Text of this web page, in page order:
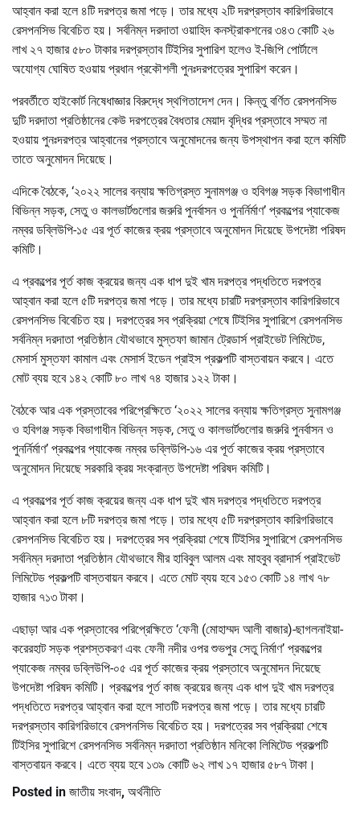
আহ্বান করা হলে ৪টি দরপত্র জমা পড়ে। তার মধ্যে ২টি দরপ্রস্তাব কারিগরিভাবে
রেসপনসিভ বিবেচিত হয়। সর্বনিম্ন দরদাতা ওয়াহিদ কনস্ট্রাকশনের ৩৪৩ কোটি ২৬
লাখ ২৭ হাজার ৫৮০ টাকার দরপ্রস্তাব টিইসির সুপারিশ হলেও ই-জিপি পোর্টালে
অযোগ্য ঘোষিত হওয়ায় প্রধান প্রকৌশলী পুনঃদরপত্রের সুপারিশ করেন।
পরবর্তীতে হাইকোর্ট নিষেধাজ্ঞার বিরুদ্ধে স্থগিতাদেশ দেন। কিন্তু বর্ণিত রেসপনসিভ
দুটি দরদাতা প্রতিষ্ঠানের কেউ দরপত্রের বৈধতার মেয়াদ বৃদ্ধির প্রস্তাবে সম্মত না
হওয়ায় পুনঃদরপত্র আহ্বানের প্রস্তাবে অনুমোদনের জন্য উপস্থাপন করা হলে কমিটি
তাতে অনুমোদন দিয়েছে।
এদিকে বৈঠকে, ‘২০২২ সালের বন্যায় ক্ষতিগ্রস্ত সুনামগঞ্জ ও হবিগঞ্জ সড়ক বিভাগাধীন
বিভিন্ন সড়ক, সেতু ও কালভার্টগুলোর জরুরি পুনর্বাসন ও পুনর্নির্মাণ’ প্রকল্পের প্যাকেজ
নম্বর ডব্লিউপি-১৫ এর পূর্ত কাজের ক্রয় প্রস্তাবে অনুমোদন দিয়েছে উপদেষ্টা পরিষদ
কমিটি।
এ প্রকল্পের পূর্ত কাজ ক্রয়ের জন্য এক ধাপ দুই খাম দরপত্র পদ্ধতিতে দরপত্র
আহ্বান করা হলে ৫টি দরপত্র জমা পড়ে। তার মধ্যে চারটি দরপ্রস্তাব কারিগরিভাবে
রেসপনসিভ বিবেচিত হয়। দরপত্রের সব প্রক্রিয়া শেষে টিইসির সুপারিশে রেসপনসিভ
সর্বনিম্ন দরদাতা প্রতিষ্ঠান যৌথভাবে মুস্তফা জামান ট্রেডার্স প্রাইভেট লিমিটেড,
মেসার্স মুস্তফা কামাল এবং মেসার্স ইডেন প্রাইস প্রকল্পটি বাস্তবায়ন করবে। এতে
মোট ব্যয় হবে ১৪২ কোটি ৮০ লাখ ৭৪ হাজার ১২২ টাকা।
বৈঠকে আর এক প্রস্তাবের পরিপ্রেক্ষিতে ‘২০২২ সালের বন্যায় ক্ষতিগ্রস্ত সুনামগঞ্জ
ও হবিগঞ্জ সড়ক বিভাগাধীন বিভিন্ন সড়ক, সেতু ও কালভার্টগুলোর জরুরি পুনর্বাসন ও
পুনর্নির্মাণ’ প্রকল্পের প্যাকেজ নম্বর ডব্লিউপি-১৬ এর পূর্ত কাজের ক্রয় প্রস্তাবে
অনুমোদন দিয়েছে সরকারি ক্রয় সংক্রান্ত উপদেষ্টা পরিষদ কমিটি।
এ প্রকল্পের পূর্ত কাজ ক্রয়ের জন্য এক ধাপ দুই খাম দরপত্র পদ্ধতিতে দরপত্র
আহ্বান করা হলে ৮টি দরপত্র জমা পড়ে। তার মধ্যে ৫টি দরপ্রস্তাব কারিগরিভাবে
রেসপনসিভ বিবেচিত হয়। দরপত্রের সব প্রক্রিয়া শেষে টিইসির সুপারিশে রেসপনসিভ
সর্বনিম্ন দরদাতা প্রতিষ্ঠান যৌথভাবে মীর হাবিবুল আলম এবং মাহবুব ব্রাদার্স প্রাইভেট
লিমিটেড প্রকল্পটি বাস্তবায়ন করবে। এতে মোট ব্যয় হবে ১৫৩ কোটি ১৪ লাখ ৭৮
হাজার ৭১৩ টাকা।
এছাড়া আর এক প্রস্তাবের পরিপ্রেক্ষিতে ‘ফেনী (মোহাম্মদ আলী বাজার)-ছাগলনাইয়া-
করেরহাট সড়ক প্রশস্তকরণ এবং ফেনী নদীর ওপর শুভপুর সেতু নির্মাণ’ প্রকল্পের
প্যাকেজ নম্বর ডব্লিউপি-০৫ এর পূর্ত কাজের ক্রয় প্রস্তাবে অনুমোদন দিয়েছে
উপদেষ্টা পরিষদ কমিটি। প্রকল্পের পূর্ত কাজ ক্রয়ের জন্য এক ধাপ দুই খাম দরপত্র
পদ্ধতিতে দরপত্র আহ্বান করা হলে সাতটি দরপত্র জমা পড়ে। তার মধ্যে চারটি
দরপ্রস্তাব কারিগরিভাবে রেসপনসিভ বিবেচিত হয়। দরপত্রের সব প্রক্রিয়া শেষে
টিইসির সুপারিশে রেসপনসিভ সর্বনিম্ন দরদাতা প্রতিষ্ঠান মনিকো লিমিটেড প্রকল্পটি
বাস্তবায়ন করবে। এতে ব্যয় হবে ১৩৯ কোটি ৬২ লাখ ১৭ হাজার ৫৮৭ টাকা।
Posted in জাতীয় সংবাদ, অর্থনীতি